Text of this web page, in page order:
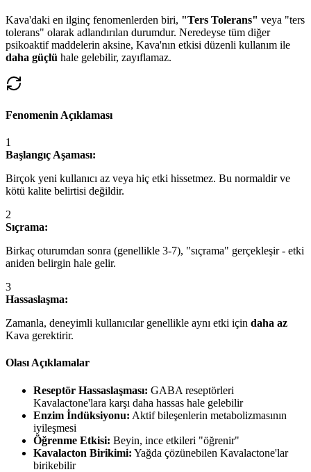
Kava'daki en ilginç fenomenlerden biri, "Ters Tolerans" veya "ters
tolerans" olarak adlandırılan durumdur. Neredeyse tüm diğer
psikoaktif maddelerin aksine, Kava'nın etkisi düzenli kullanım ile
daha güçlü hale gelebilir, zayıflamaz.
Fenomenin Açıklaması
1
Başlangıç Aşaması:
Birçok yeni kullanıcı az veya hiç etki hissetmez. Bu normaldir ve
kötü kalite belirtisi değildir.
2
Sıçrama:
Birkaç oturumdan sonra (genellikle 3-7), "sıçrama" gerçekleşir - etki
aniden belirgin hale gelir.
3
Hassaslaşma:
Zamanla, deneyimli kullanıcılar genellikle aynı etki için daha az
Kava gerektirir.
Olası Açıklamalar
Reseptör Hassaslaşması: GABA reseptörleri
Kavalactone'lara karşı daha hassas hale gelebilir
Enzim İndüksiyonu: Aktif bileşenlerin metabolizmasının
iyileşmesi
Öğrenme Etkisi: Beyin, ince etkileri "öğrenir"
Kavalacton Birikimi: Yağda çözünebilen Kavalactone'lar
birikebilir